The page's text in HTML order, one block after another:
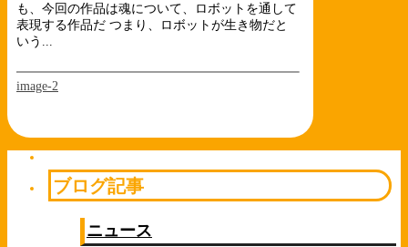
も、今回の作品は魂について、ロボットを通して
表現する作品だ つまり、ロボットが生き物だと
いう...
image-2
ブログ記事
ニュース